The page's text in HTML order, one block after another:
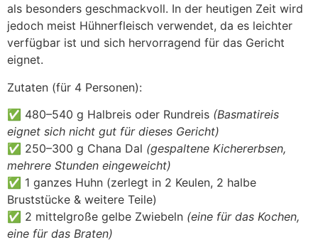
als besonders geschmackvoll. In der heutigen Zeit wird
jedoch meist Hühnerfleisch verwendet, da es leichter
verfügbar ist und sich hervorragend für das Gericht
eignet.
Zutaten (für 4 Personen):
✅ 480–540 g Halbreis oder Rundreis (Basmatireis
eignet sich nicht gut für dieses Gericht)
✅ 250–300 g Chana Dal (gespaltene Kichererbsen,
mehrere Stunden eingeweicht)
✅ 1 ganzes Huhn (zerlegt in 2 Keulen, 2 halbe
Bruststücke & weitere Teile)
✅ 2 mittelgroße gelbe Zwiebeln (eine für das Kochen,
eine für das Braten)